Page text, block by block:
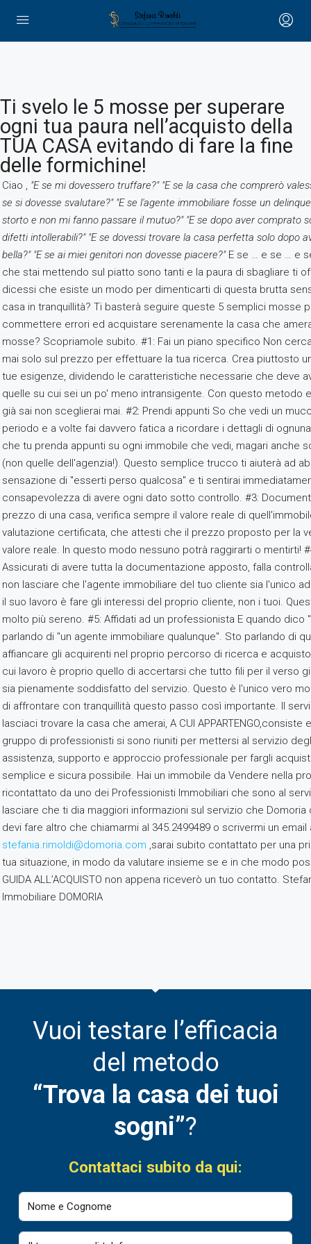
Ti svelo le 5 mosse per superare
ogni tua paura nell’acquisto della
TUA CASA evitando di fare la fine
delle formichine!
Ciao , "E se mi dovessero truffare?" "E se la casa che comprerò
se si dovesse svalutare?" "E se l'agente immobiliare fosse un
storto e non mi fanno passare il mutuo?" "E se dopo aver comprato
difetti intollerabili?" "E se dovessi trovare la casa perfetta solo dopo
bella?" "E se ai miei genitori non dovesse piacere?"E se … e se … e
che stai mettendo sul piatto sono tanti e la paura di sbagliare ti
dicessi che esiste un modo per dimenticarti di questa brutta
casa in tranquillità? Ti basterà seguire queste 5 semplici mosse
commettere errori ed acquistare serenamente la casa che
mosse? Scopriamole subito. #1: Fai un piano specifico Non
mai solo sul prezzo per effettuare la tua ricerca. Crea piuttosto
tue esigenze, dividendo le caratteristiche necessarie che deve
quelle su cui sei un po' meno intransigente. Con questo metodo
già sai non sceglierai mai. #2: Prendi appunti So che vedi un
periodo e a volte fai davvero fatica a ricordare i dettagli di
che tu prenda appunti su ogni immobile che vedi, magari anche
(non quelle dell'agenzia!). Questo semplice trucco ti aiuterà ad
sensazione di "esserti perso qualcosa" e ti sentirai
consapevolezza di avere ogni dato sotto controllo. #3:
prezzo di una casa, verifica sempre il valore reale di
valutazione certificata, che attesti che il prezzo proposto per la
valore reale. In questo modo nessuno potrà raggirarti o mentirti!
Assicurati di avere tutta la documentazione apposto, falla
non lasciare che l'agente immobiliare del tuo cliente sia l'unico
il suo lavoro è fare gli interessi del proprio cliente, non i tuoi.
molto più sereno. #5: Affidati ad un professionista E quando dico
parlando di "un agente immobiliare qualunque". Sto parlando di
affiancare gli acquirenti nel proprio percorso di ricerca e
cui lavoro è proprio quello di accertarsi che tutto fili per il verso
sia pienamente soddisfatto del servizio. Questo è l'unico vero
di affrontare con tranquillità questo passo così importante. Il
lasciaci trovare la casa che amerai, A CUI
gruppo di professionisti si sono riuniti per mettersi al servizio
assistenza, supporto e approccio professionale per fargli
semplice e sicura possibile. Hai un immobile da Vendere nella
ricontattato da uno dei Professionisti Immobiliari che sono al
lasciare che ti dia maggiori informazioni sul servizio che
devi fare altro che chiamarmi al 345.2499489 o scrivermi un email
stefania.rimoldi@domoria.com ,sarai subito contattato per una
tua situazione, in modo da valutare insieme se e in che modo
GUIDA ALL’ACQUISTO non appena riceverò un tuo contatto.
Immobiliare DOMORIA
Vuoi testare l’efficacia
del metodo
“Trova la casa dei tuoi
sogni”?
Contattaci subito da qui: